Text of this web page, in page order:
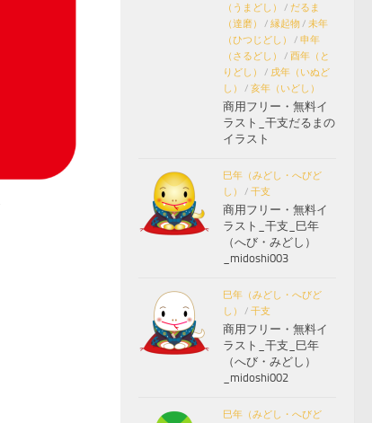
（うまどし）
/ だるま
（達磨）
/ 縁起物/ 未年
（ひつじどし）
/ 申年
（さるどし）
/ 酉年（と
りどし）
/ 戌年（いぬど
し）
/ 亥年（いどし）
商用フリー・無料イ
ラスト_干支だるまの
イラスト
巳年（みどし・へびど
し）
/ 干支
商用フリー・無料イ
ラスト_干支_巳年
（へび・みどし）
_midoshi003
巳年（みどし・へびど
し）
/ 干支
商用フリー・無料イ
ラスト_干支_巳年
（へび・みどし）
_midoshi002
巳年（みどし・へびど